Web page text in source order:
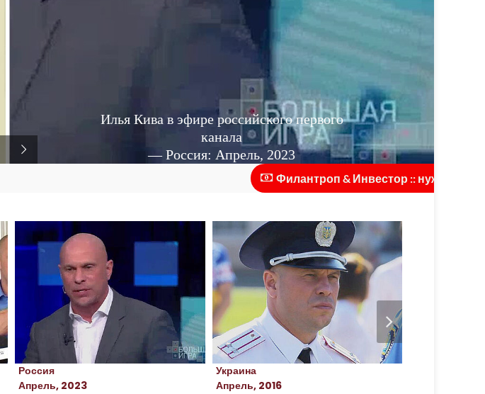
Илья Кива в эфире российского первого
канала
— Россия: Апрель, 2023
Филантроп & Инвестор :: нужны
Россия
Апрель, 2023
Украина
Апрель, 2016